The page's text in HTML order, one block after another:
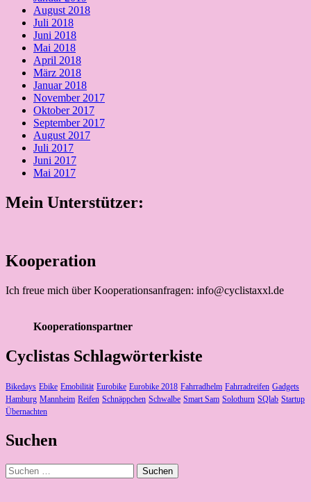
August 2018
Juli 2018
Juni 2018
Mai 2018
April 2018
März 2018
Januar 2018
November 2017
Oktober 2017
September 2017
August 2017
Juli 2017
Juni 2017
Mai 2017
Mein Unterstützer:
Kooperation
Ich freue mich über Kooperationsanfragen: info@cyclistaxxl.de
Kooperationspartner
Cyclistas Schlagwörterkiste
Bikedays Ebike Emobilität Eurobike Eurobike 2018 Fahrradhelm Fahrradreifen Gadgets
Hamburg Mannheim Reifen Schnäppchen Schwalbe Smart Sam Solothurn SQlab Startup
Übernachten
Suchen
Suchen
nach: